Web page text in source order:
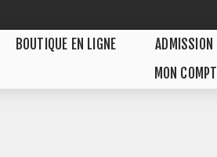
BOUTIQUE EN LIGNE ADMISSION
MON